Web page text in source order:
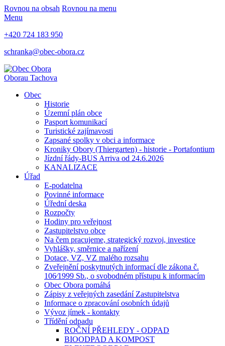
Rovnou na obsah Rovnou na menu
Menu
+420 724 183 950
schranka@obec-obora.cz
Oborau Tachova
Obec
Historie
Územní plán obce
Pasport komunikací
Turistické zajímavosti
Zapsané spolky v obci a informace
Kroniky Obory (Thiergarten) - historie - Portafontium
Jízdní řády-BUS Arriva od 24.6.2026
KANALIZACE
Úřad
E-podatelna
Povinné informace
Úřední deska
Rozpočty
Hodiny pro veřejnost
Zastupitelstvo obce
Na čem pracujeme, strategický rozvoj, investice
Vyhlášky, směrnice a nařízení
Dotace, VZ, VZ malého rozsahu
Zveřejnění poskytnutých informací dle zákona č.
106⁄1999 Sb., o svobodném přístupu k informacím
Obec Obora pomáhá
Zápisy z veřejných zasedání Zastupitelstva
Informace o zpracování osobních údajů
Vývoz jímek - kontakty
Třídění odpadu
ROČNÍ PŘEHLEDY - ODPAD
BIOODPAD A KOMPOST